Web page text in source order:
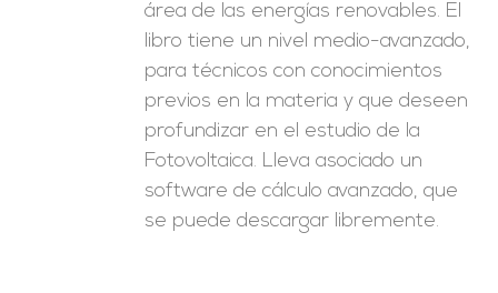
área de las energías renovables. El
libro tiene un nivel medio-avanzado,
para técnicos con conocimientos
previos en la materia y que deseen
profundizar en el estudio de la
Fotovoltaica. Lleva asociado un
software de cálculo avanzado, que
se puede descargar libremente.